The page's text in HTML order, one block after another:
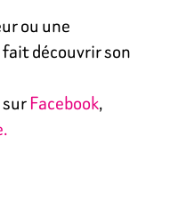
ou une
découvrir son
Facebook,